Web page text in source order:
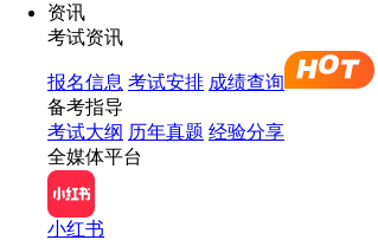
资讯
考试资讯
报名信息 考试安排 成绩查询
备考指导
考试大纲 历年真题 经验分享
全媒体平台
小红书